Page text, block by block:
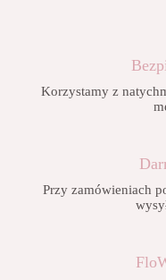
Korzystamy z
Przy zamówieniach